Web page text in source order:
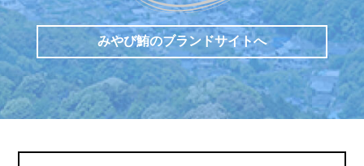
みやび鮪のブランドサイトへ